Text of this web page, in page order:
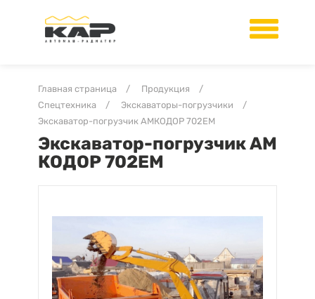
Главная страница / Продукция
/
Спецтехника
/ Экскаваторы-погрузчики
/
Экскаватор-погрузчик АМКОДОР 702ЕМ
Экскаватор-погрузчик АМ
КОДОР 702ЕМ